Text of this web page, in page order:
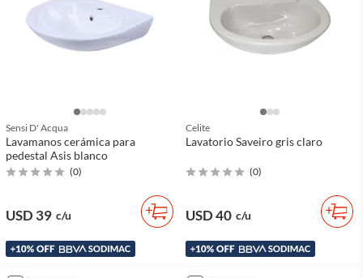
Sensi D' Acqua
Lavamanos cerámica para
pedestal Asis blanco
(0)
USD 39 c/u
Celite
Lavatorio Saveiro gris claro
(0)
USD 40 c/u